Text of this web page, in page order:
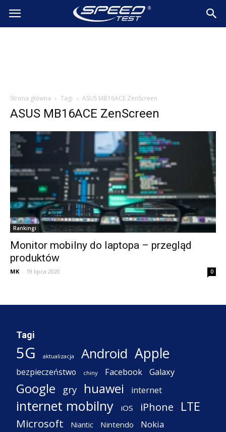
SpeedTest.pl
Strona główna Tagi ASUS MB16ACE ZenScreen
ASUS MB16ACE ZenScreen
Rankingi
Monitor mobilny do laptopa – przegląd
produktów
MK - 19 lipca 2020 0
Tagi
5G aktualizacja Android Apple
bezpieczeństwo chiny Facebook Galaxy
Google gry huawei internet
internet mobilny iOS iPhone LTE
Microsoft Niantic Nintendo Nokia